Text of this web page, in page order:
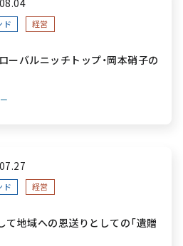
ド 経営
ーバルニッチトップ・岡本硝子の
営戦略～
ド 経営
て地域への恩送りとしての「遺贈